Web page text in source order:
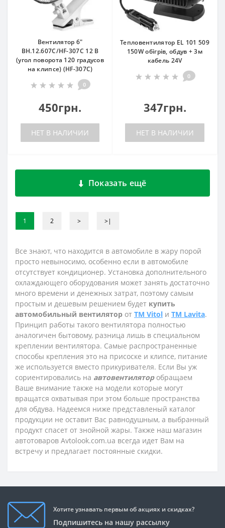
Вентилятор 6"
ВН.12.607С/HF-307C 12 В
(угол поворота 120 градусов
на клипсе) (HF-307C)
0
450грн.
НЕТ В НАЛИЧИИ
Тепловентилятор EL 101 509
150W обігрів, обдув + 3м
кабель 24V
0
347грн.
НЕТ В НАЛИЧИИ
Показать ещё
1 2 > >|
Все знают, что находится в автомобиле в жару порой
просто невыносимо, особенно если в автомобиле
отсутствует кондиционер. Установка дополнительного
охлаждающего оборудования может занять достаточно
много времени и денежных затрат, поэтому самым
простым и дешевым решением будет купить
автомобильный вентилятор от TM Vitol и TM Lavita.
Принцип работы такого вентилятора полностью
аналогичен бытовому, разница лишь в специальном
креплении вентилятора. Самые распространенные
способы крепления это на присоске и клипсе, питание
же используется вместо прикуривателя. Если Вы уж
сориентировались на автовентиляторобращаем
Ваше внимание также на модели которые могут
вращатся охватывая при этом больше пространства
для обдува. Надеемся ниже представленый каталог
продукции не оставит Вас равнодушным, а выбранный
продукт спасет от знойной жары. Также наш магазин
автотоваров Avtolook.com.ua всегда идет Вам на
встречу и предлагает постоянные скидки.
Хотите узнавать первым об акциях и скидках?
Подпишитесь на нашу рассылку